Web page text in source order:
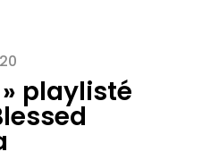
» playlisté